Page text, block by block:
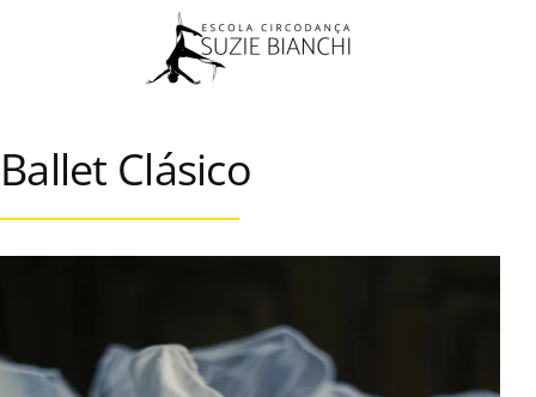
Skip to main content
Ballet Clásico